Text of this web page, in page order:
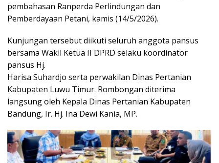
pembahasan Ranperda Perlindungan dan
Pemberdayaan Petani, kamis (14/5/2026).
Kunjungan tersebut diikuti seluruh anggota pansus
bersama Wakil Ketua II DPRD selaku koordinator
pansus Hj.
Harisa Suhardjo serta perwakilan Dinas Pertanian
Kabupaten Luwu Timur. Rombongan diterima
langsung oleh Kepala Dinas Pertanian Kabupaten
Bandung, Ir. Hj. Ina Dewi Kania, MP.